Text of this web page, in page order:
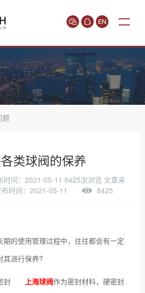
题
各类球阀的保养
时间：2021-05-11 8425次浏览 文章来
布时间：2021-05-11
8425
期的使用管理过程中，往往都会有一定
其进行保养?
封 上海球阀作为密封材料，硬密封